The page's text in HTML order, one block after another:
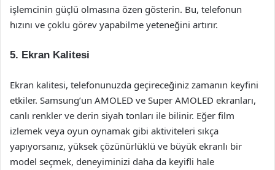
işlemcinin güçlü olmasına özen gösterin. Bu, telefonun
hızını ve çoklu görev yapabilme yeteneğini artırır.
5. Ekran Kalitesi
Ekran kalitesi, telefonunuzda geçireceğiniz zamanın keyfini
etkiler. Samsung’un AMOLED ve Super AMOLED ekranları,
canlı renkler ve derin siyah tonları ile bilinir. Eğer film
izlemek veya oyun oynamak gibi aktiviteleri sıkça
yapıyorsanız, yüksek çözünürlüklü ve büyük ekranlı bir
model seçmek, deneyiminizi daha da keyifli hale